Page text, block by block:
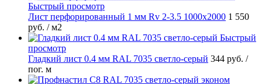
Быстрый просмотр
Лист перфорированный 1 мм Rv 2-3.5 1000х2000 1 550
руб. / м2
Быстрый
просмотр
Гладкий лист 0.4 мм RAL 7035 светло-серый 344 руб. /
пог. м